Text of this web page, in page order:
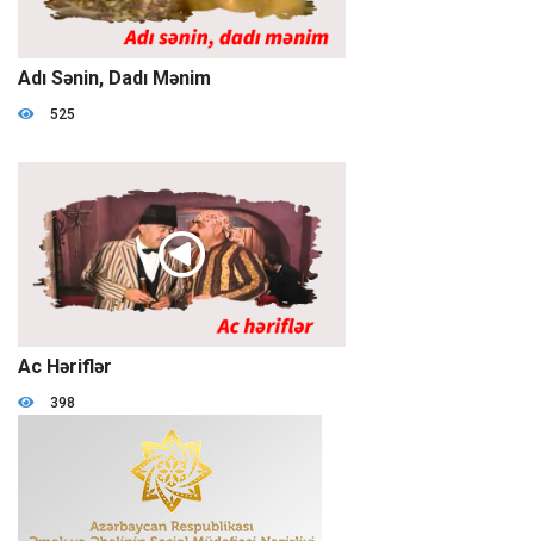
01:34:10
Adı Sənin, Dadı Mənim
525
Ac Həriflər
398